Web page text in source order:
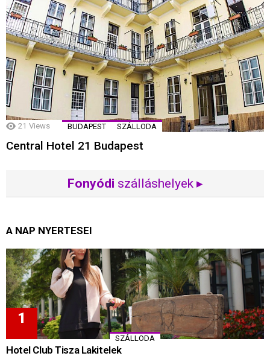
21 Views BUDAPEST SZÁLLODA
Central Hotel 21 Budapest
Fonyódi szálláshelyek ▸
A NAP NYERTESEI
SZÁLLODA
Hotel Club Tisza Lakitelek